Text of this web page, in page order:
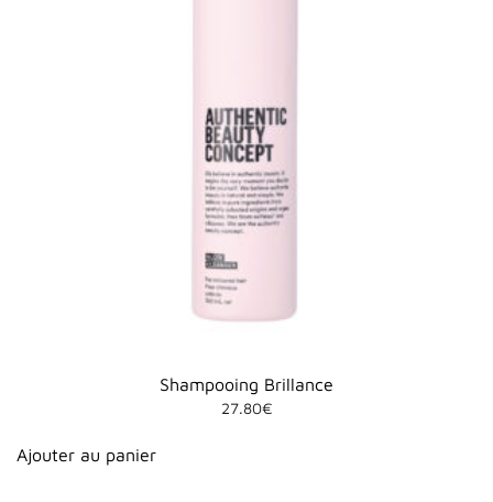
Shampooing Brillance
27.80€
Ajouter au panier